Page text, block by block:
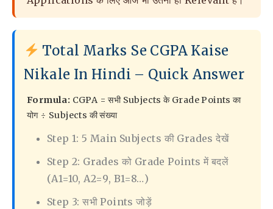
Total Marks Se CGPA Kaise
Nikale In Hindi – Quick Answer
Formula: CGPA = सभी Subjects के Grade Points का
योग ÷ Subjects की संख्या
Step 1: 5 Main Subjects की Grades देखें
Step 2: Grades को Grade Points में बदलें
(A1=10, A2=9, B1=8…)
Step 3: सभी Points जोड़ें